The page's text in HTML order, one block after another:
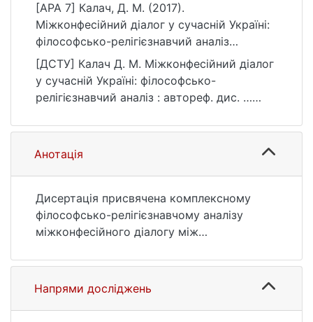
[APA 7] Калач, Д. М. (2017).
Міжконфесійний діалог у сучасній Україні:
філософсько-релігієзнавчий аналіз
[Автореф. дис. канд. філос. наук, Київський
національний університет імені Тараса
Шевченка]. eKNUTSHIR.
https://ir.library.knu.ua/handle/123456789/38
69
[ДСТУ] Калач Д. М. Міжконфесійний діалог
у сучасній Україні: філософсько-
релігієзнавчий аналіз : автореф. дис. …
Київ, 2017. 22 с. URL:
https://ir.library.knu.ua/handle/123456789/38
69 (дата звернення: 25.07.2026).
Анотація
Дисертація присвячена комплексному
філософсько-релігієзнавчому аналізу
міжконфесійного діалогу між
Зазначено, що в умовах розбудови
громадянського суспільства діалог стає
регулятором оптимізації міжконфесійних
Напрями досліджень